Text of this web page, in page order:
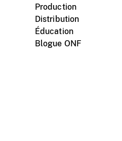
Production
Distribution
Éducation
Blogue ONF